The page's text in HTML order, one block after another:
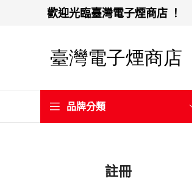
歡迎光臨臺灣電子煙商店 ！
品牌分類
註冊